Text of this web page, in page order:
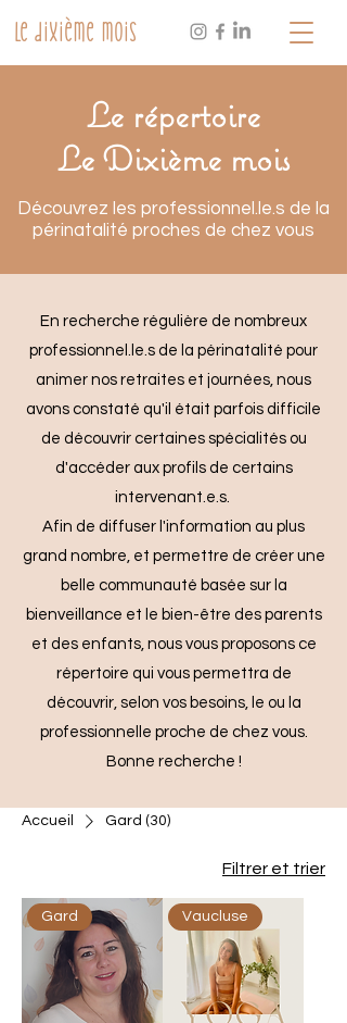
Le dixième mois
Le répertoire
Le Dixième mois
Découvrez les professionnel.le.s de la
périnatalité proches de chez vous
En recherche régulière de nombreux
professionnel.le.s de la périnatalité pour
animer nos retraites et journées, nous
avons constaté qu'il était parfois difficile
de découvrir certaines spécialités ou
d'accéder aux profils de certains
intervenant.e.s.
Afin de diffuser l'information au plus
grand nombre, et permettre de créer une
belle communauté basée sur la
bienveillance et le bien-être des parents
et des enfants, nous vous proposons ce
répertoire qui vous permettra de
découvrir, selon vos besoins, le ou la
professionnelle proche de chez vous.
Bonne recherche !
Accueil Gard (30)
Filtrer et trier
Gard Vaucluse